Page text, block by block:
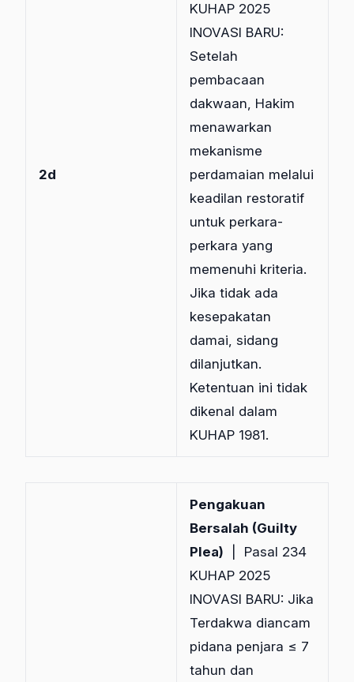
2d
KUHAP 2025
INOVASI BARU:
Setelah
pembacaan
dakwaan, Hakim
menawarkan
mekanisme
perdamaian melalui
keadilan restoratif
untuk perkara-
perkara yang
memenuhi kriteria.
Jika tidak ada
kesepakatan
damai, sidang
dilanjutkan.
Ketentuan ini tidak
dikenal dalam
KUHAP 1981.
Pengakuan
Bersalah (Guilty
Plea) | Pasal 234
KUHAP 2025
INOVASI BARU: Jika
Terdakwa diancam
pidana penjara ≤ 7
tahun dan